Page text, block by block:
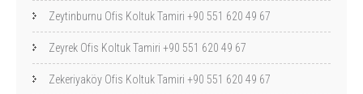
Zeytinburnu Ofis Koltuk Tamiri +90 551 620 49 67
Zeyrek Ofis Koltuk Tamiri +90 551 620 49 67
Zekeriyaköy Ofis Koltuk Tamiri +90 551 620 49 67